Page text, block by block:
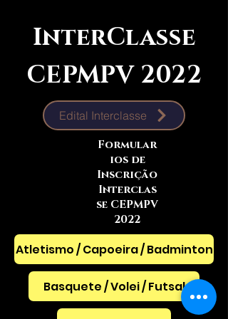
InterClasse
CEPMPV 2022
Edital Interclasse
Formular
ios de
Inscrição
Interclas
se CEPMPV
2022
Atletismo / Capoeira / Badminton
Basquete / Volei / Futsal